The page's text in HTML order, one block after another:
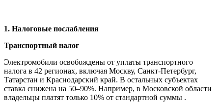
1. Налоговые послабления
Транспортный налог
Электромобили освобождены от уплаты транспортного
налога в 42 регионах, включая Москву, Санкт-Петербург,
Татарстан и Краснодарский край. В остальных субъектах
ставка снижена на 50–90%. Например, в Московской области
владельцы платят только 10% от стандартной суммы .